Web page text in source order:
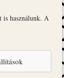
is használunk. A